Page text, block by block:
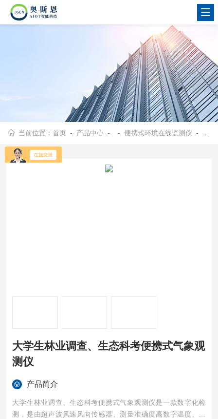
当前位置：首页 - 产品中心 - -便携式环境在线监测仪 - OSEN-QX大学生林业调查、生态科考便携式气象观测仪
大学生林业调查、生态科考便携式气象观
测仪
产品简介
大学生林业调查、生态科考便携式气象观测仪是一款数字化检
测，是由超声波风速风向传感器、测量准确度高数字温度、湿